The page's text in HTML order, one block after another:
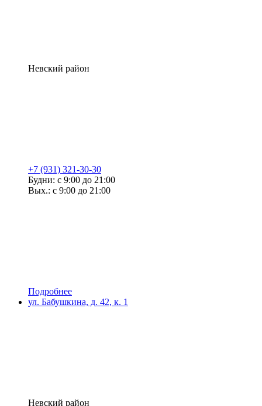
Невский район
+7 (931) 321-30-30
Будни: с 9:00 до 21:00
Вых.: с 9:00 до 21:00
Подробнее
ул. Бабушкина, д. 42, к. 1
Невский район